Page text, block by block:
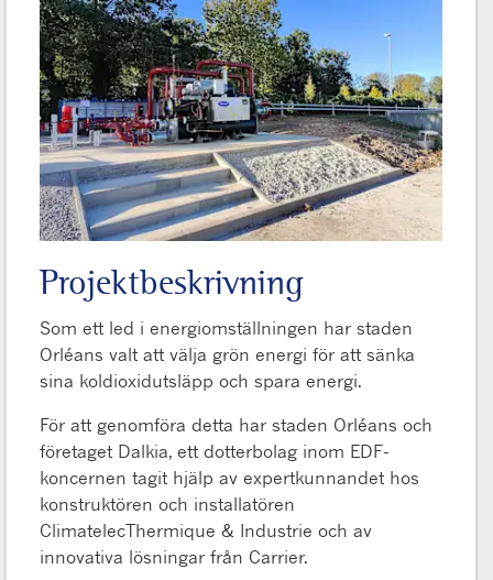
Projektbeskrivning
Som ett led i energiomställningen har staden
Orléans valt att välja grön energi för att sänka
sina koldioxidutsläpp och spara energi.
För att genomföra detta har staden Orléans och
företaget Dalkia, ett dotterbolag inom EDF-
koncernen tagit hjälp av expertkunnandet hos
konstruktören och installatören
ClimatelecThermique & Industrie och av
innovativa lösningar från Carrier.